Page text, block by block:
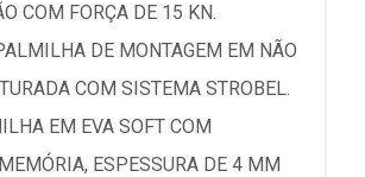
COM FORÇA DE 15 KN.
DE MONTAGEM EM NÃO
COM SISTEMA STROBEL.
EM EVA SOFT COM
ESPESSURA DE 4 MM